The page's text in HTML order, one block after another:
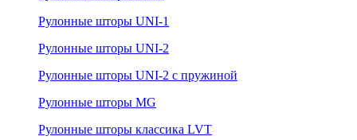
Рулонные шторы UNI-1
Рулонные шторы UNI-2
Рулонные шторы UNI-2 с пружиной
Рулонные шторы MG
Рулонные шторы классика LVT